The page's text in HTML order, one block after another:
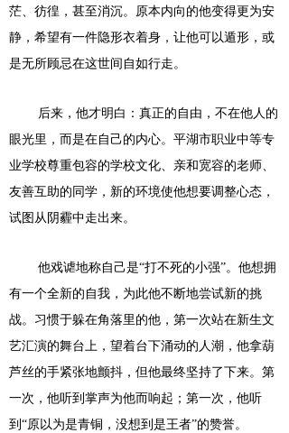
茫、彷徨，甚至消沉。原本内向的他变得更为安
静，希望有一件隐形衣着身，让他可以遁形，或
是无所顾忌在这世间自如行走。
后来，他才明白：真正的自由，不在他人的
眼光里，而是在自己的内心。平湖市职业中等专
业学校尊重包容的学校文化、亲和宽容的老师、
友善互助的同学，新的环境使他想要调整心态，
试图从阴霾中走出来。
他戏谑地称自己是“打不死的小强”。他想拥
有一个全新的自我，为此他不断地尝试新的挑
战。习惯于躲在角落里的他，第一次站在新生文
艺汇演的舞台上，望着台下涌动的人潮，他拿葫
芦丝的手紧张地颤抖，但他最终坚持了下来。第
一次，他听到掌声为他而响起；第一次，他听
到“原以为是青铜，没想到是王者”的赞誉。